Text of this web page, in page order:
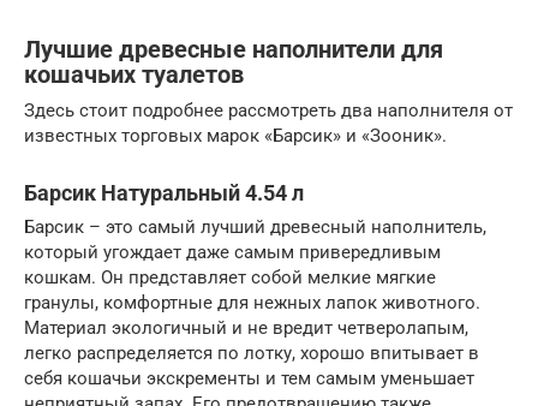
Лучшие древесные наполнители для
кошачьих туалетов
Здесь стоит подробнее рассмотреть два наполнителя от
известных торговых марок «Барсик» и «Зооник».
Барсик Натуральный 4.54 л
Барсик – это самый лучший древесный наполнитель,
который угождает даже самым привередливым
кошкам. Он представляет собой мелкие мягкие
гранулы, комфортные для нежных лапок животного.
Материал экологичный и не вредит четверолапым,
легко распределяется по лотку, хорошо впитывает в
себя кошачьи экскременты и тем самым уменьшает